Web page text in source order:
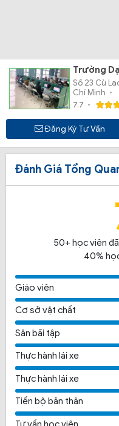
Trường
Số 23 Cù
Chí Minh
7.7
Đăng Ký Tư Vấn
Đánh Giá Tổng
50+ học viên
40%
Giáo viên
Cơ sở vật chất
Sân bãi tập
Thực hành lái xe
Thực hành lái xe
Tiến bộ bản thân